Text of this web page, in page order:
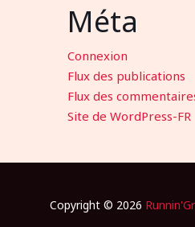
Méta
Connexion
Flux des publications
Flux des
Site de WordPress-FR
Copyright © 2026